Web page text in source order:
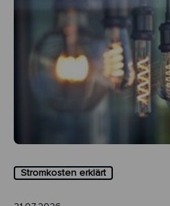
Stromkosten erklärt